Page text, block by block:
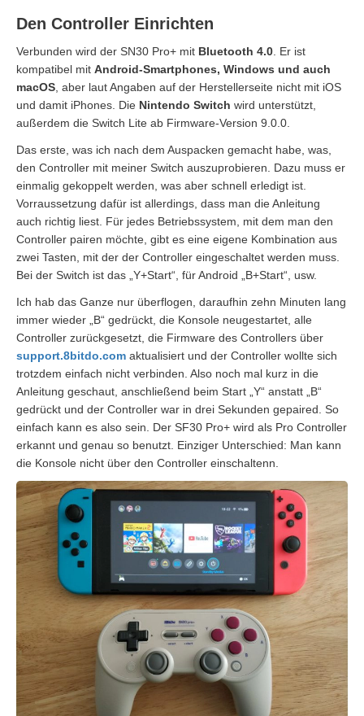
Den Controller Einrichten
Verbunden wird der SN30 Pro+ mit Bluetooth 4.0 . Er ist
kompatibel mit Android-Smartphones, Windows und auch
macOS , aber laut Angaben auf der Herstellerseite nicht mit iOS
und damit iPhones. Die Nintendo Switch wird unterstützt,
außerdem die Switch Lite ab Firmware-Version 9.0.0.
Das erste, was ich nach dem Auspacken gemacht habe, was,
den Controller mit meiner Switch auszuprobieren. Dazu muss er
einmalig gekoppelt werden, was aber schnell erledigt ist.
Vorraussetzung dafür ist allerdings, dass man die Anleitung
auch richtig liest. Für jedes Betriebssystem, mit dem man den
Controller pairen möchte, gibt es eine eigene Kombination aus
zwei Tasten, mit der der Controller eingeschaltet werden muss.
Bei der Switch ist das „Y+Start“, für Android „B+Start“, usw.
Ich hab das Ganze nur überflogen, daraufhin zehn Minuten lang
immer wieder „B“ gedrückt, die Konsole neugestartet, alle
Controller zurückgesetzt, die Firmware des Controllers über
support.8bitdo.com aktualisiert und der Controller wollte sich
trotzdem einfach nicht verbinden. Also noch mal kurz in die
Anleitung geschaut, anschließend beim Start „Y“ anstatt „B“
gedrückt und der Controller war in drei Sekunden gepaired. So
einfach kann es also sein. Der SF30 Pro+ wird als Pro Controller
erkannt und genau so benutzt. Einziger Unterschied: Man kann
die Konsole nicht über den Controller einschaltenn.